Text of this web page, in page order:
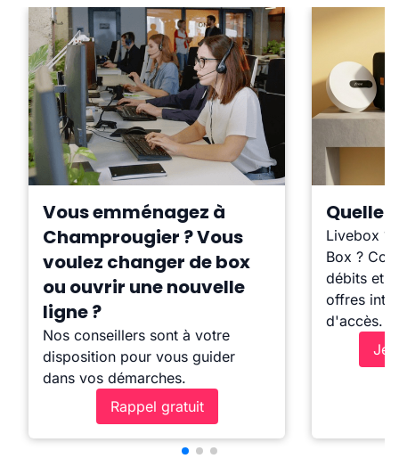
Vous emménagez à
Champrougier ? Vous
voulez changer de box
ou ouvrir une nouvelle
ligne ?
Nos conseillers sont à votre
disposition pour vous guider
dans vos démarches.
Rappel gratuit
Quelle
Livebox ?
Box ?
débits et
offres
d'accès.
Je